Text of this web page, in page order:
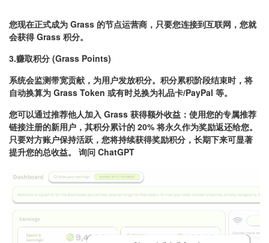
您现在正式成为 Grass 的节点运营商，只要您连接到互联网，您就
会获得 Grass 积分。
3.赚取积分 (Grass Points)
系统会监测带宽贡献，为用户发放积分。积分累积阶段结束时，将
自动换算为 Grass Token 或有时兑换为礼品卡/PayPal 等。
您可以通过推荐他人加入 Grass 获得额外收益：使用您的专属推荐
链接注册的新用户，其积分累计的 20% 将永久作为奖励返还给您。
只要对方账户保持活跃，您将持续获得奖励积分，长期下来可显著
提升您的总收益。 询问 ChatGPT